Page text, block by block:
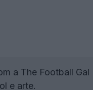
a The Football
e arte.